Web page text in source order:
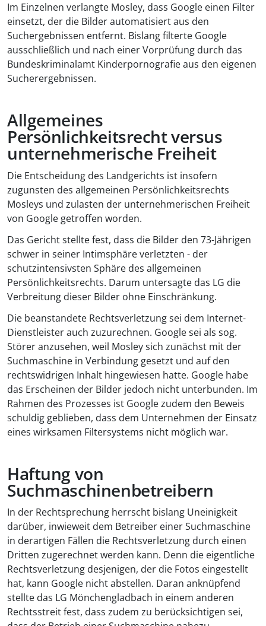
Im Einzelnen verlangte Mosley, dass Google einen Filter
einsetzt, der die Bilder automatisiert aus den
Suchergebnissen entfernt. Bislang filterte Google
ausschließlich und nach einer Vorprüfung durch das
Bundeskriminalamt Kinderpornografie aus den eigenen
Sucherergebnissen.
Allgemeines
Persönlichkeitsrecht versus
unternehmerische Freiheit
Die Entscheidung des Landgerichts ist insofern
zugunsten des allgemeinen Persönlichkeitsrechts
Mosleys und zulasten der unternehmerischen Freiheit
von Google getroffen worden.
Das Gericht stellte fest, dass die Bilder den 73-Jährigen
schwer in seiner Intimsphäre verletzten - der
schutzintensivsten Sphäre des allgemeinen
Persönlichkeitsrechts. Darum untersagte das LG die
Verbreitung dieser Bilder ohne Einschränkung.
Die beanstandete Rechtsverletzung sei dem Internet-
Dienstleister auch zuzurechnen. Google sei als sog.
Störer anzusehen, weil Mosley sich zunächst mit der
Suchmaschine in Verbindung gesetzt und auf den
rechtswidrigen Inhalt hingewiesen hatte. Google habe
das Erscheinen der Bilder jedoch nicht unterbunden. Im
Rahmen des Prozesses ist Google zudem den Beweis
schuldig geblieben, dass dem Unternehmen der Einsatz
eines wirksamen Filtersystems nicht möglich war.
Haftung von
Suchmaschinenbetreibern
In der Rechtsprechung herrscht bislang Uneinigkeit
darüber, inwieweit dem Betreiber einer Suchmaschine
in derartigen Fällen die Rechtsverletzung durch einen
Dritten zugerechnet werden kann. Denn die eigentliche
Rechtsverletzung desjenigen, der die Fotos eingestellt
hat, kann Google nicht abstellen. Daran anknüpfend
stellte das LG Mönchengladbach in einem anderen
Rechtsstreit fest, dass zudem zu berücksichtigen sei,